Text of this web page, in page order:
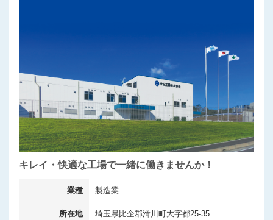
キレイ・快適な工場で一緒に働きませんか！
業種 製造業
所在地
埼玉県比企郡滑川町大字都25-35